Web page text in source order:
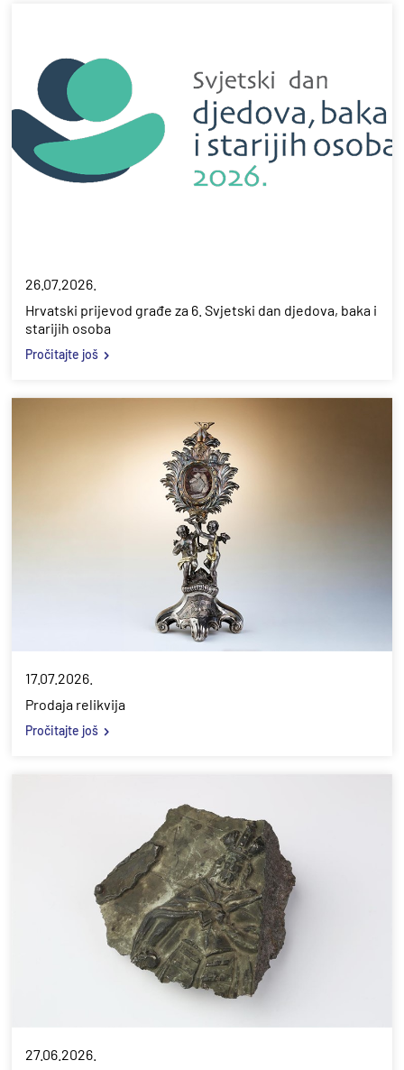
26.07.2026.
Hrvatski prijevod građe za 6. Svjetski dan djedova, baka i
starijih osoba
Pročitajte još
17.07.2026.
Prodaja relikvija
Pročitajte još
27.06.2026.